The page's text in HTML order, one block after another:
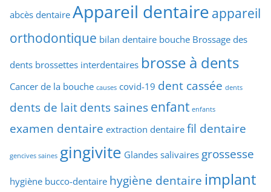
abcès dentaire Appareil dentaire appareil
orthodontique bilan dentaire bouche Brossage des
dents brossettes interdentaires brosse à dents
Cancer de la bouche causes covid-19 dent cassée dents
dents de lait dents saines enfant enfants
examen dentaire extraction dentaire fil dentaire
gencives saines gingivite Glandes salivaires grossesse
hygiène bucco-dentaire hygiène dentaire implant